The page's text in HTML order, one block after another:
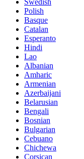
Polish
Basque
Catalan
Esperanto
Hindi
Lao
Albanian
Amharic
Armenian
Azerbaijani
Belarusian
Bengali
Bosnian
Bulgarian
Cebuano
Chichewa
Corsican